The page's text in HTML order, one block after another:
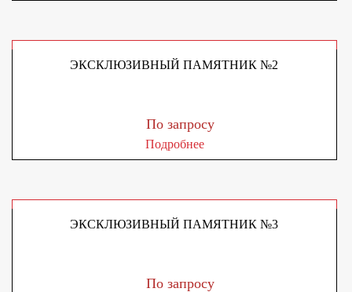
ЭКСКЛЮЗИВНЫЙ ПАМЯТНИК №2
По запросу
Подробнее
ЭКСКЛЮЗИВНЫЙ ПАМЯТНИК №3
По запросу